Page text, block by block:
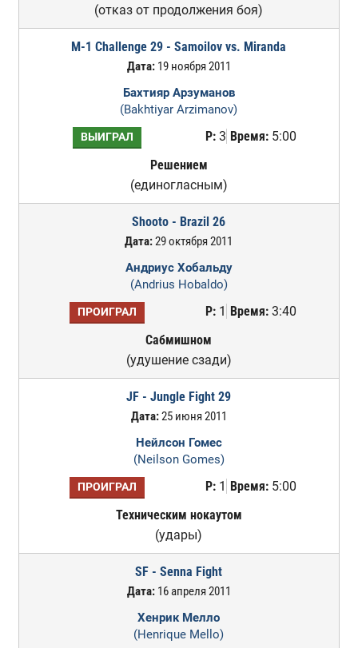
(отказ от продолжения боя)
M-1 Challenge 29 - Samoilov vs. Miranda
Дата:19 ноября 2011
Бахтияр Арзуманов
(Bakhtiyar Arzimanov)
ВЫИГРАЛ Р:3 Время:5:00
Решением
(единогласным)
Shooto - Brazil 26
Дата:29 октября 2011
Андриус Хобальду
(Andrius Hobaldo)
ПРОИГРАЛ Р:1 Время:3:40
Сабмишном
(удушение сзади)
JF - Jungle Fight 29
Дата:25 июня 2011
Нейлсон Гомес
(Neilson Gomes)
ПРОИГРАЛ Р:1 Время:5:00
Техническим нокаутом
(удары)
SF - Senna Fight
Дата:16 апреля 2011
Хенрик Мелло
(Henrique Mello)